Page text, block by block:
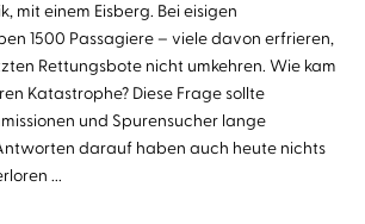
mit einem Eisberg. Bei eisigen
1500 Passagiere – viele davon erfrieren,
Rettungsbote nicht umkehren. Wie kam
Katastrophe? Diese Frage sollte
und Spurensucher lange
darauf haben auch heute nichts
...